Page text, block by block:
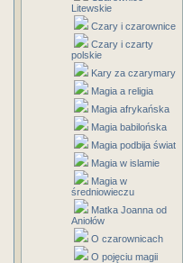
Litewskie
Czary i czarownice
Czary i czarty
polskie
Kary za czarymary
Magia a religia
Magia afrykańska
Magia babilońska
Magia podbija świat
Magia w islamie
Magia w
średniowieczu
Matka Joanna od
Aniołów
O czarownicach
O pojęciu magii